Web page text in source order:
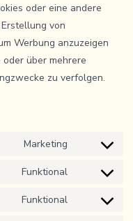
oder eine andere
von
Werbung anzuzeigen
über mehrere
zu verfolgen.
Marketing
Consent
Funktional
Consent
Funktional
Consent